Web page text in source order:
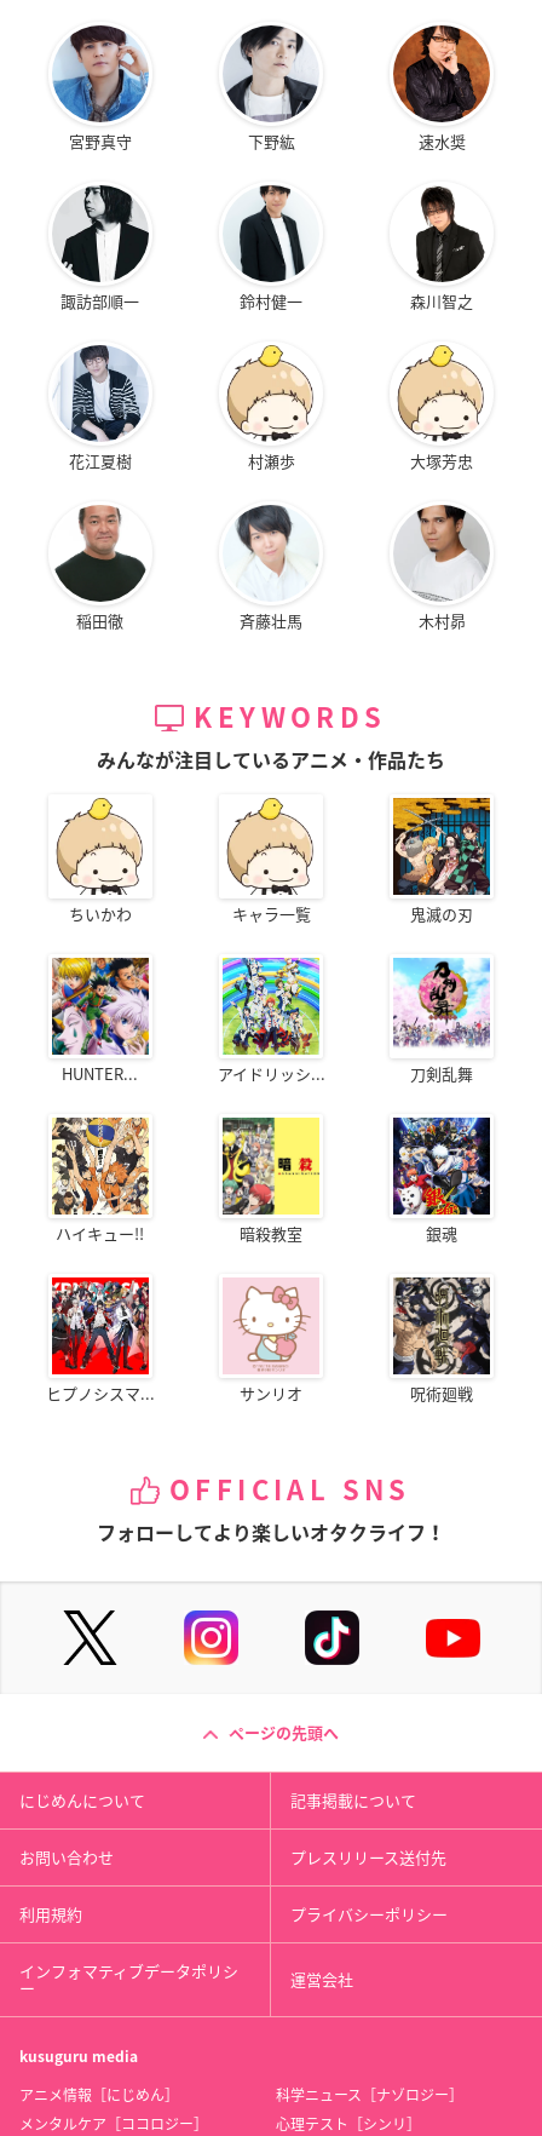
宮野真守 下野紘 速水奨
諏訪部順一 鈴村健一 森川智之
花江夏樹 村瀬歩 大塚芳忠
稲田徹 斉藤壮馬 木村昴
KEYWORDS
みんなが注目しているアニメ・作品たち
ちいかわ キャラ一覧 鬼滅の刃
HUNTER... アイドリッシ... 刀剣乱舞
ハイキュー!! 暗殺教室 銀魂
ヒプノシスマ... サンリオ 呪術廻戦
OFFICIAL SNS
フォローしてより楽しいオタクライフ！
ページの先頭へ
にじめんについて 記事掲載について
お問い合わせ プレスリリース送付先
利用規約 プライバシーポリシー
インフォマティブデータポリシ
ー 運営会社
kusuguru media
アニメ情報［にじめん］
科学ニュース［ナゾロジー］
メンタルケア［ココロジー］
心理テスト［シンリ］